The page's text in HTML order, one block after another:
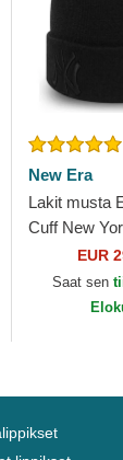
New Era
Lakit musta
Cuff New
MLB New
EUR
Saat sen